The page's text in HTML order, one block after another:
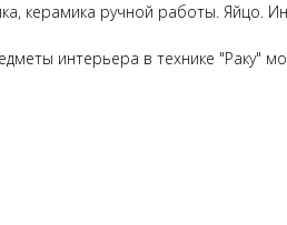
керамика ручной работы. Яйцо.
интерьера в технике "Раку"